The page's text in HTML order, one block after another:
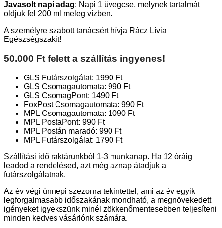
Javasolt napi adag: Napi 1 üvegcse, melynek tartalmát
oldjuk fel 200 ml meleg vízben.
A személyre szabott tanácsért hívja Rácz Lívia
Egészségszakit!
50.000 Ft felett a szállítás ingyenes!
GLS Futárszolgálat: 1990 Ft
GLS Csomagautomata: 990 Ft
GLS CsomagPont: 1490 Ft
FoxPost Csomagautomata: 990 Ft
MPL Csomagautomata: 1090 Ft
MPL PostaPont: 990 Ft
MPL Postán maradó: 990 Ft
MPL Futárszolgálat: 1790 Ft
Szállítási idő raktárunkból 1-3 munkanap. Ha 12 óráig
leadod a rendelésed, azt még aznap átadjuk a
futárszolgálatnak.
Az év végi ünnepi szezonra tekintettel, ami az év egyik
legforgalmasabb időszakának mondható, a megnövekedett
igényeket igyekszünk minél zökkenőmentesebben teljesíteni
minden kedves vásárlónk számára.